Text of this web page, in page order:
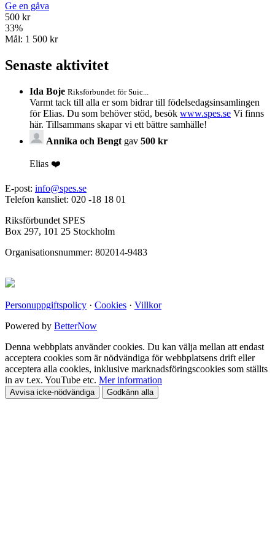
Ge en gåva
500 kr
33%
Mål: 1 500 kr
Senaste aktivitet
Ida Boje Riksförbundet för Suic...
Varmt tack till alla er som bidrar till födelsedagsinsamlingen
för Elias. Du som behöver stöd, besök www.spes.se Vi finns
här. Tillsammans skapar vi ett bättre samhälle!
Annika och Bengt gav 500 kr
Elias ❤️
E-post: info@spes.se
Telefon kansliet: 020 -18 18 01
Riksförbundet SPES
Box 297, 101 25 Stockholm
Organisationsnummer: 802014-9483
Personuppgiftspolicy · Cookies · Villkor
Powered by BetterNow
Denna webbplats använder cookies. Du kan välja mellan att endast
acceptera cookies som är nödvändiga för webbplatsens drift eller
acceptera alla cookies, inklusive marknadsföringscookies som ställts
in av t.ex. YouTube etc. Mer information
Avvisa icke-nödvändiga Godkänn alla